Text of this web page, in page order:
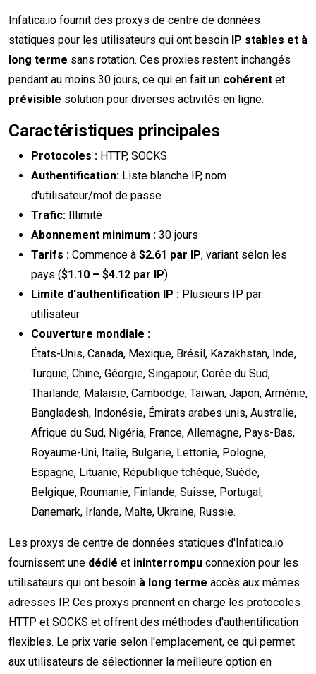
Infatica.io fournit des proxys de centre de données
statiques pour les utilisateurs qui ont besoin IP stables et à
long terme sans rotation. Ces proxies restent inchangés
pendant au moins 30 jours, ce qui en fait un cohérent et
prévisible solution pour diverses activités en ligne.
Caractéristiques principales
Protocoles : HTTP, SOCKS
Authentification: Liste blanche IP, nom
d'utilisateur/mot de passe
Trafic: Illimité
Abonnement minimum : 30 jours
Tarifs : Commence à $2.61 par IP, variant selon les
pays ($1.10 – $4.12 par IP)
Limite d'authentification IP : Plusieurs IP par
utilisateur
Couverture mondiale :
États-Unis, Canada, Mexique, Brésil, Kazakhstan, Inde,
Turquie, Chine, Géorgie, Singapour, Corée du Sud,
Thaïlande, Malaisie, Cambodge, Taïwan, Japon, Arménie,
Bangladesh, Indonésie, Émirats arabes unis, Australie,
Afrique du Sud, Nigéria, France, Allemagne, Pays-Bas,
Royaume-Uni, Italie, Bulgarie, Lettonie, Pologne,
Espagne, Lituanie, République tchèque, Suède,
Belgique, Roumanie, Finlande, Suisse, Portugal,
Danemark, Irlande, Malte, Ukraine, Russie.
Les proxys de centre de données statiques d'Infatica.io
fournissent une dédié et ininterrompu connexion pour les
utilisateurs qui ont besoin à long terme accès aux mêmes
adresses IP. Ces proxys prennent en charge les protocoles
HTTP et SOCKS et offrent des méthodes d'authentification
flexibles. Le prix varie selon l'emplacement, ce qui permet
aux utilisateurs de sélectionner la meilleure option en